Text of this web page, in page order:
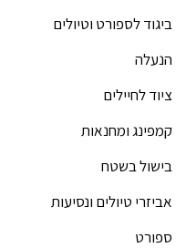
ביגוד לספורט וטיולים
הנעלה
ציוד לחיילים
קמפינג ומחנאות
בישול בשטח
אביזרי טיולים ונסיעות
ספורט